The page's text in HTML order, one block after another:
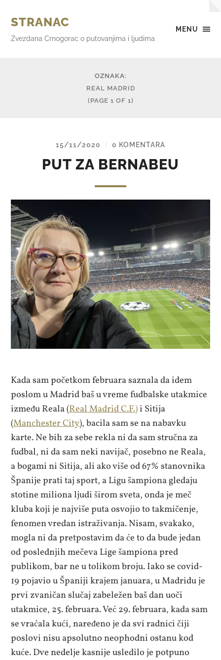
MENU
STRANAC
Zvezdana Crnogorac o putovanjima i ljudima
OZNAKA:
REAL MADRID
(PAGE 1 OF 1)
15/11/2020 / 0 KOMENTARA
PUT ZA BERNABEU
Kada sam početkom februara saznala da idem
poslom u Madrid baš u vreme fudbalske utakmice
između Reala (Real Madrid C.F.)i Sitija
(Manchester City), bacila sam se na nabavku
karte. Ne bih za sebe rekla ni da sam stručna za
fudbal, ni da sam neki navijač, posebno ne Reala,
a bogami ni Sitija, ali ako više od 67% stanovnika
Španije prati taj sport, a Ligu šampiona gledaju
stotine miliona ljudi širom sveta, onda je meč
kluba koji je najviše puta osvojio to takmičenje,
fenomen vredan istraživanja. Nisam, svakako,
mogla ni da pretpostavim da će to da bude jedan
od poslednjih mečeva Lige šampiona pred
publikom, bar ne u tolikom broju. Iako se covid-
19 pojavio u Španiji krajem januara, u Madridu je
prvi zvaničan slučaj zabeležen baš dan uoči
utakmice, 25. februara. Već 29. februara, kada sam
se vraćala kući, naređeno je da svi radnici čiji
poslovi nisu apsolutno neophodni ostanu kod
kuće. Dve nedelje kasnije usledilo je potpuno